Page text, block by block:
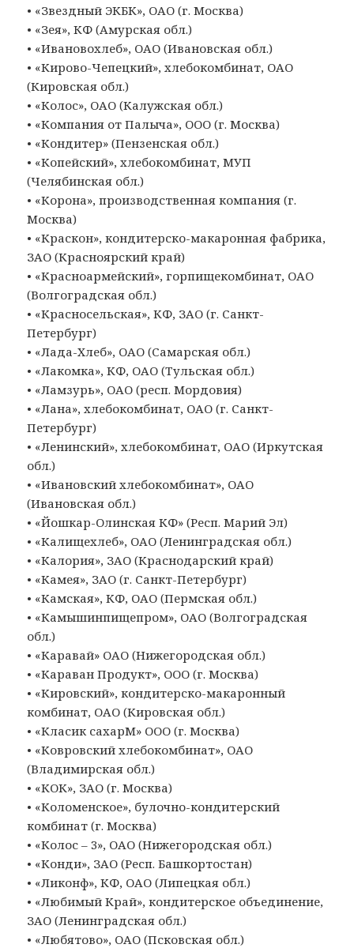
• «Звездный ЭКБК», ОАО (г. Москва)
• «Зея», КФ (Амурская обл.)
• «Ивановохлеб», ОАО (Ивановская обл.)
• «Кирово-Чепецкий», хлебокомбинат, ОАО
(Кировская обл.)
• «Колос», ОАО (Калужская обл.)
• «Компания от Палыча», ООО (г. Москва)
• «Кондитер» (Пензенская обл.)
• «Копейский», хлебокомбинат, МУП
(Челябинская обл.)
• «Корона», производственная компания (г.
Москва)
• «Краскон», кондитерско-макаронная фабрика,
ЗАО (Красноярский край)
• «Красноармейский», горпищекомбинат, ОАО
(Волгоградская обл.)
• «Красносельская», КФ, ЗАО (г. Санкт-
Петербург)
• «Лада-Хлеб», ОАО (Самарская обл.)
• «Лакомка», КФ, ОАО (Тульская обл.)
• «Ламзурь», ОАО (респ. Мордовия)
• «Лана», хлебокомбинат, ОАО (г. Санкт-
Петербург)
• «Ленинский», хлебокомбинат, ОАО (Иркутская
обл.)
• «Ивановский хлебокомбинат», ОАО
(Ивановская обл.)
• «Йошкар-Олинская КФ» (Респ. Марий Эл)
• «Калищехлеб», ОАО (Ленинградская обл.)
• «Калория», ЗАО (Краснодарский край)
• «Камея», ЗАО (г. Санкт-Петербург)
• «Камская», КФ, ОАО (Пермская обл.)
• «Камышинпищепром», ОАО (Волгоградская
обл.)
• «Каравай» ОАО (Нижегородская обл.)
• «Караван Продукт», ООО (г. Москва)
• «Кировский», кондитерско-макаронный
комбинат, ОАО (Кировская обл.)
• «Класик сахарМ» ООО (г. Москва)
• «Ковровский хлебокомбинат», ОАО
(Владимирская обл.)
• «КОК», ЗАО (г. Москва)
• «Коломенское», булочно-кондитерский
комбинат (г. Москва)
• «Колос – 3», ОАО (Нижегородская обл.)
• «Конди», ЗАО (Респ. Башкортостан)
• «Ликонф», КФ, ОАО (Липецкая обл.)
• «Любимый Край», кондитерское объединение,
ЗАО (Ленинградская обл.)
• «Любятово», ОАО (Псковская обл.)